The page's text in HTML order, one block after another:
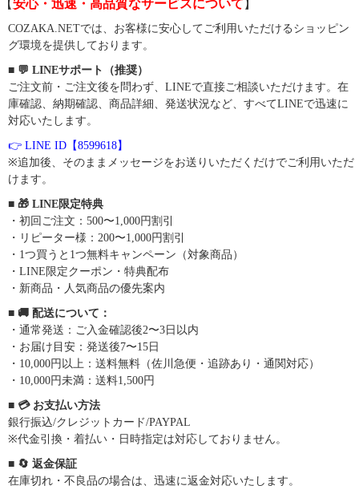
【安心・迅速・高品質なサービスについて 】
COZAKA.NETでは、お客様に安心してご利用いただけるショッピン
グ環境を提供しております。
■ 💬 LINEサポート（推奨）
ご注文前・ご注文後を問わず、LINEで直接ご相談いただけます。在
庫確認、納期確認、商品詳細、発送状況など、すべてLINEで迅速に
対応いたします。
👉 LINE ID【8599618】
※追加後、そのままメッセージをお送りいただくだけでご利用いただ
けます。
■ 🎁 LINE限定特典
・初回ご注文：500〜1,000円割引
・リピーター様：200〜1,000円割引
・1つ買うと1つ無料キャンペーン（対象商品）
・LINE限定クーポン・特典配布
・新商品・人気商品の優先案内
■ 🚚 配送について：
・通常発送：ご入金確認後2〜3日以内
・お届け目安：発送後7〜15日
・10,000円以上：送料無料（佐川急便・追跡あり・通関対応）
・10,000円未満：送料1,500円
■ 💳 お支払い方法
銀行振込/クレジットカード/PAYPAL
※代金引換・着払い・日時指定は対応しておりません。
■ 🔄 返金保証
在庫切れ・不良品の場合は、迅速に返金対応いたします。